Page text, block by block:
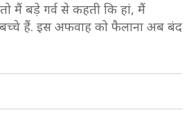
मैं बड़े गर्व से कहती कि हां, मैं
हैं. इस अफवाह को फैलाना अब बंद